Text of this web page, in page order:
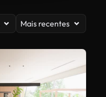
Mais recentes